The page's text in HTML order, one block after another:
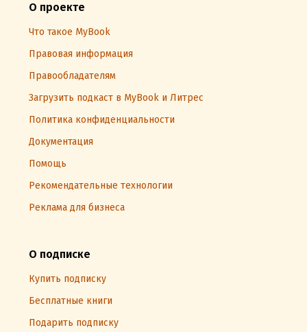
О проекте
Что такое MyBook
Правовая информация
Правообладателям
Загрузить подкаст в MyBook и Литрес
Политика конфиденциальности
Документация
Помощь
Рекомендательные технологии
Реклама для бизнеса
О подписке
Купить подписку
Бесплатные книги
Подарить подписку